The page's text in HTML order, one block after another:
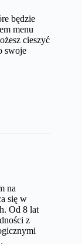
będzie
menu
cieszyć
swoje
na
się w
Od 8 lat
z